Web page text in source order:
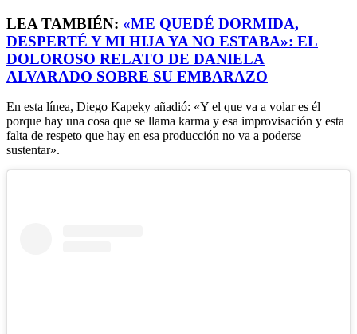
LEA TAMBIÉN: «ME QUEDÉ DORMIDA,
DESPERTÉ Y MI HIJA YA NO ESTABA»: EL
DOLOROSO RELATO DE DANIELA
ALVARADO SOBRE SU EMBARAZO
En esta línea, Diego Kapeky añadió: «Y el que va a volar es él
porque hay una cosa que se llama karma y esa improvisación y esta
falta de respeto que hay en esa producción no va a poderse
sustentar».